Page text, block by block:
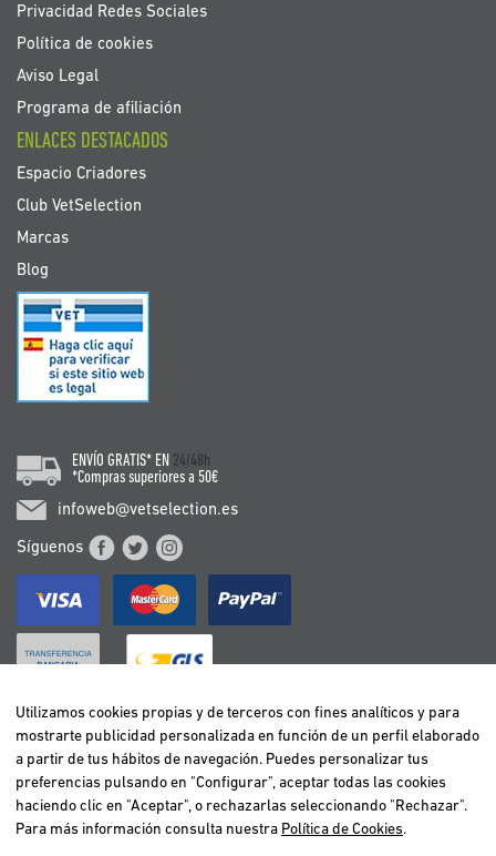
Privacidad Redes Sociales
Política de cookies
Aviso Legal
Programa de afiliación
ENLACES DESTACADOS
Espacio Criadores
Club VetSelection
Marcas
Blog
ENVÍO GRATIS* EN 24/48h
*Compras superiores a 50€
infoweb@vetselection.es
Síguenos
BELGIË / BELGIQUE
DEUTSCHLAND
ESPAÑA
FRANCE
Utilizamos cookies propias y de terceros con fines analíticos y para
mostrarte publicidad personalizada en función de un perfil elaborado
a partir de tus hábitos de navegación. Puedes personalizar tus
preferencias pulsando en "Configurar", aceptar todas las cookies
haciendo clic en "Aceptar", o rechazarlas seleccionando "Rechazar".
Para más información consulta nuestra Política de Cookies.